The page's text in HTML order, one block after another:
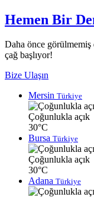
Hemen Bir
Daha önce
çağ başlıyor!
Bize Ulaşın
Mersin Türkiye
Çoğunlukla açık
30°C
Bursa Türkiye
Çoğunlukla açık
30°C
Adana Türkiye